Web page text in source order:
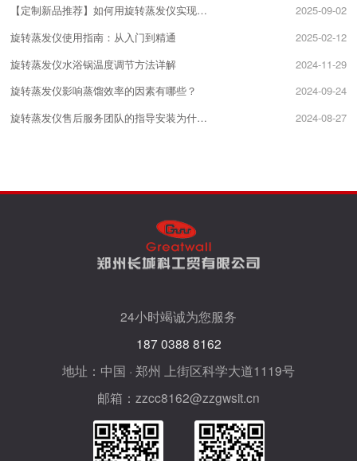
2025-09-02
【定制新品推荐】如何用旋转蒸发仪实现精准分馏？
2025-02-12
旋转蒸发仪使用指南：从入门到精通
2024-11-29
旋转蒸发仪水浴锅温度调节方法详解
2024-09-24
旋转蒸发仪影响蒸馏效率的因素有哪些？
2024-08-27
旋转蒸发仪售后服务团队的指导安装为什么很重要？
24小时竭诚为您服务
187 0388 8162
地址：中国 · 郑州 上街区科学大道1119号
邮箱：zzcc8162@zzgwsit.cn